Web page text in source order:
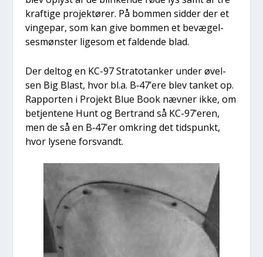
kraf­ti­ge pro­jek­tø­rer. På bom­men sid­der der et
vin­ge­par, som kan give bom­men et bevæ­gel­
ses­møn­ster lige­som et fal­den­de blad.
Der delt­og en KC-97 Stra­to­tan­ker under øvel­
sen Big Blast, hvor bl.a. B‑47’ere blev tan­ket op.
Rap­por­ten i Pro­jekt Blue Book næv­ner ikke, om
betjen­te­ne Hunt og Ber­trand så KC-97’e­ren,
men de så en B‑47’er omkring det tids­punkt,
hvor lyse­ne for­svandt.